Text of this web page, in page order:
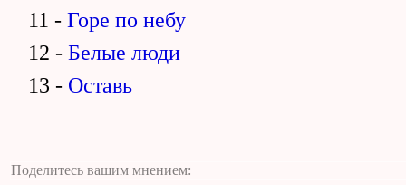
11 - Горе по небу
12 - Белые люди
13 - Оставь